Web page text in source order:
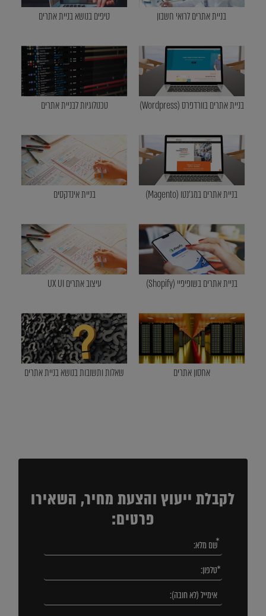
בניית אתרים לרואי חשבון טיפים בנושא בניית אתרים
בניית אתרים בוורדפרס (Wordpress) טכנולוגיות לבניית אתרים
בניית אתרים במג'נטו (Magento) בניית אינדקסים
בניית אתרים בשופיפיי (Shopify) עיצוב אתרים UX UI
אחסון אתרים שאלות ותשובות בנושא בניית אתרים
לקבלת ייעוץ והצעת מחיר, השאירו
פרטים: